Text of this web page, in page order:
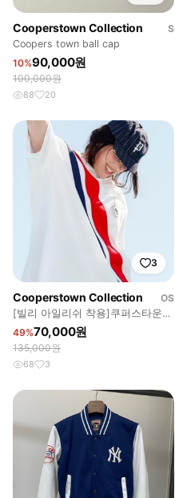
Cooperstown Collection
S
Coopers town ball cap
10%90,000원
100,000원
88 20
3
Cooperstown Collection
OS
[빌리 아일리쉬 착용]쿠퍼스타운
스트라이프 볼캡 7 1/4
49%70,000원
135,000원
68 3